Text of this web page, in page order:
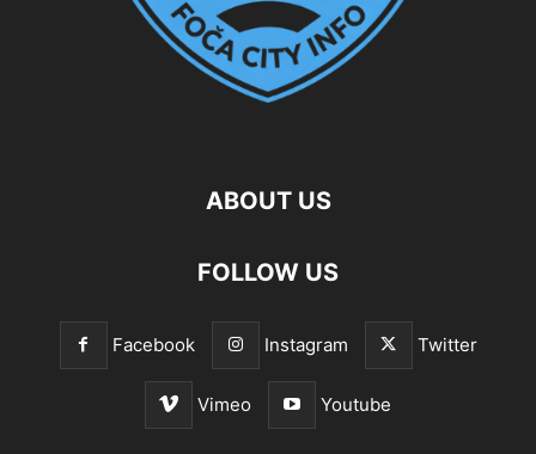
ABOUT US
FOLLOW US
Facebook Instagram Twitter
Vimeo Youtube